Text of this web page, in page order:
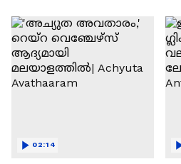
Movie
02:14